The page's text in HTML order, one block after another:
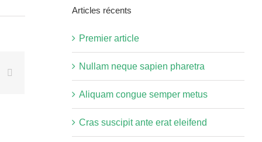
Articles récents
Premier article
Nullam neque sapien pharetra
Aliquam congue semper metus
Cras suscipit ante erat eleifend